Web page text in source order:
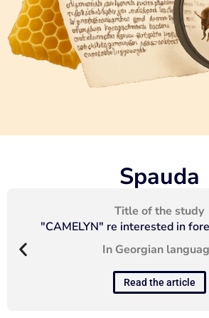
Spauda
Title of the study
"CAMELYN" re interested in
In Georgian
Read the article